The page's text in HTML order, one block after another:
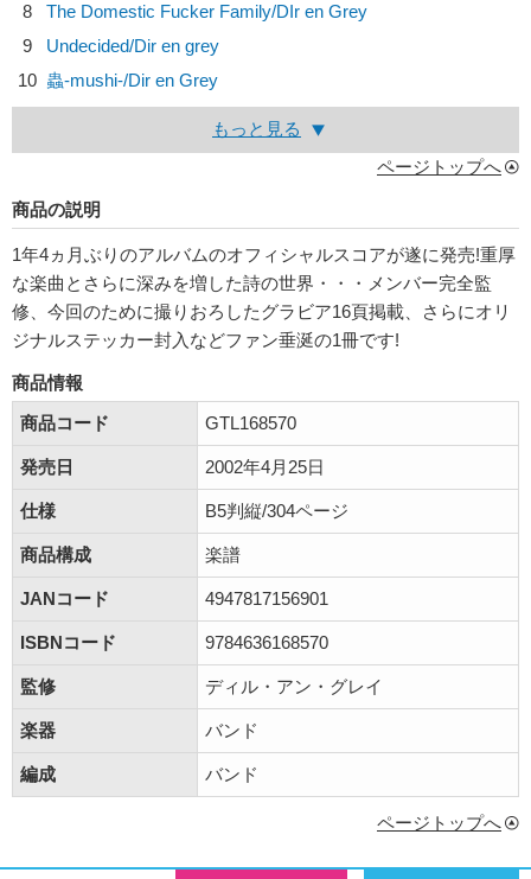
8
The Domestic Fucker Family/DIr en Grey
9
Undecided/Dir en grey
10 蟲-mushi-/Dir en Grey
もっと見る
ページトップへ
商品の説明
1年4ヵ月ぶりのアルバムのオフィシャルスコアが遂に発売!重厚
な楽曲とさらに深みを増した詩の世界・・・メンバー完全監
修、今回のために撮りおろしたグラビア16頁掲載、さらにオリ
ジナルステッカー封入などファン垂涎の1冊です!
商品情報
商品コード
GTL168570
発売日 2002年4月25日
仕様 B5判縦/304ページ
商品構成 楽譜
JANコード 4947817156901
ISBNコード 9784636168570
監修 ディル・アン・グレイ
楽器 バンド
編成 バンド
ページトップへ